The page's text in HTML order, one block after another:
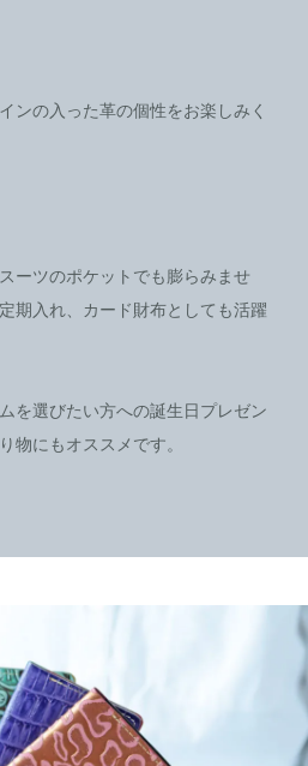
ンの入った革の個性をお楽しみく
ーツのポケットでも膨らみませ
期入れ、カード財布としても活躍
を選びたい方への誕生日プレゼン
物にもオススメです。